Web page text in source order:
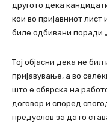
другото дека
кои во пријавниот
биле одбивани поради
Тој објасни дека не
пријавување, а во
што е обврска на
договор и според
предуслов за да го